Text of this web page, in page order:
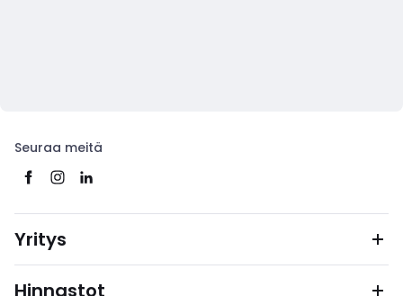
Seuraa meitä
Yritys
Hinnastot